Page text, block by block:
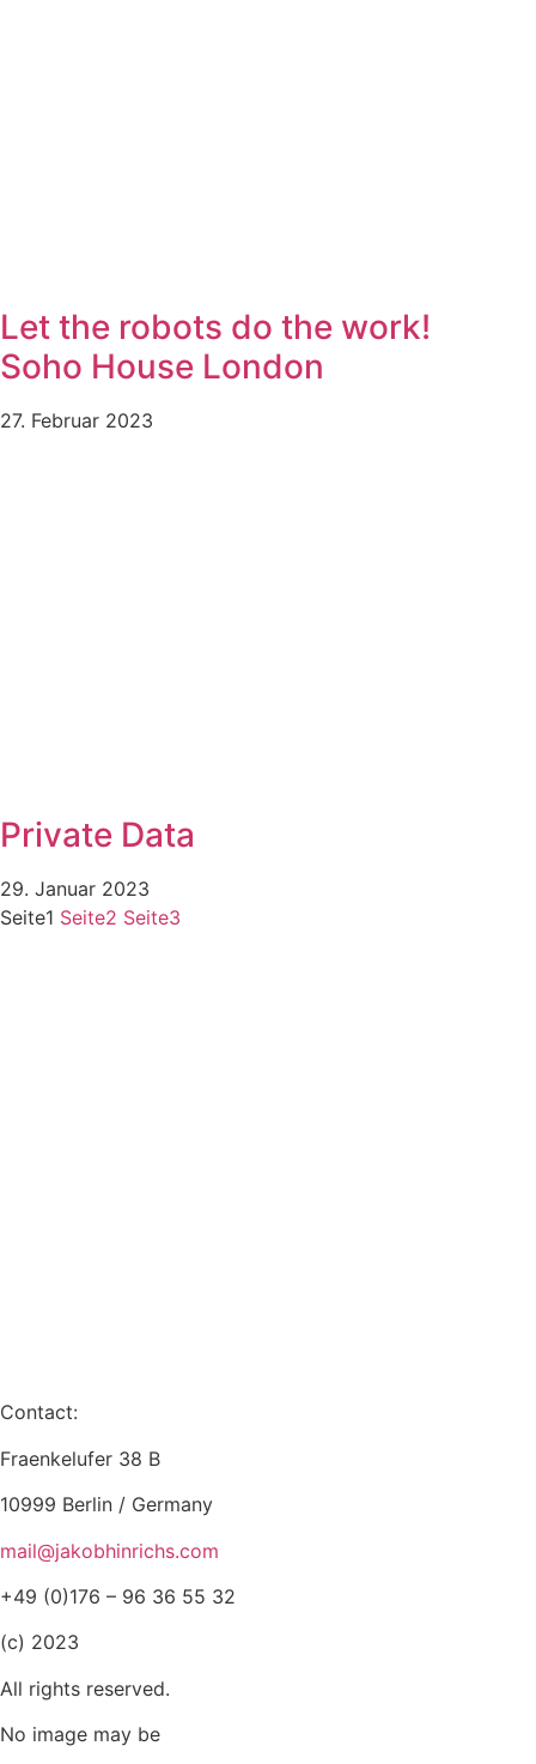
Let the robots do the work!
Soho House London
27. Februar 2023
Private Data
29. Januar 2023
Seite1 Seite2 Seite3
Contact:
Fraenkelufer 38 B
10999 Berlin / Germany
mail@jakobhinrichs.com
+49 (0)176 – 96 36 55 32
(c) 2023
All rights reserved.
No image may be